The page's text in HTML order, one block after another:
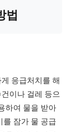
법
응급처치를 해
이나 걸레 등으
하여 물을 받아
를 잠가 물 공급